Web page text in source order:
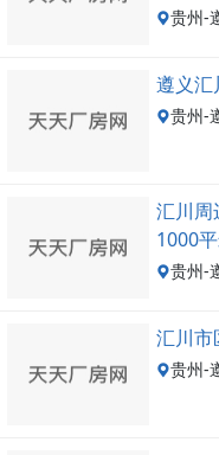
贵州-
遵义汇
贵州-
汇川周
1000
贵州-
汇川市
贵州-